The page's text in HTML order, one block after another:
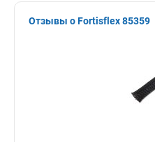
Отзывы о Fortisflex 85359